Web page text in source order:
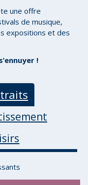
une offre
de musique,
expositions et des
!